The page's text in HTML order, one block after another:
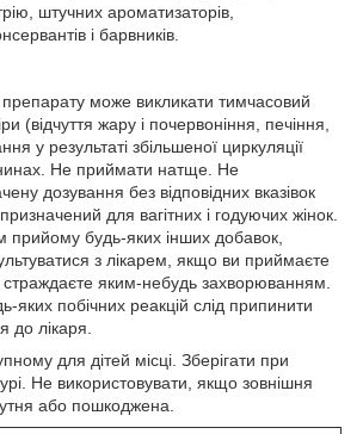
штучних ароматизаторів,
і барвників.
може викликати тимчасовий
(відчуття жару і почервоніння, печіння,
у результаті збільшеної циркуляції
Не приймати натще. Не
дозування без відповідних вказівок
для вагітних і годуючих жінок.
прийому будь-яких інших добавок,
з лікарем, якщо ви приймаєте
страждаєте яким-небудь захворюванням.
яких побічних реакцій слід припинити
до лікаря.
для дітей місці. Зберігати при
Не використовувати, якщо зовнішня
або пошкоджена.